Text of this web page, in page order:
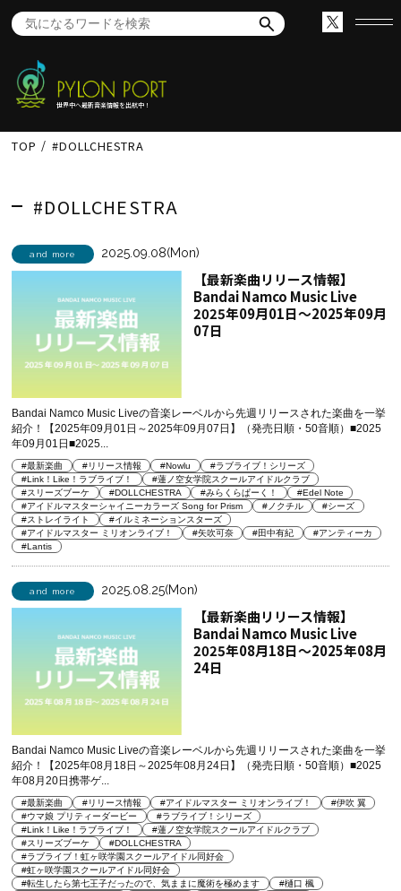
世界中へ最新音楽情報を出航中！
TOP #DOLLCHESTRA
#DOLLCHESTRA
and more 2025.09.08(Mon)
【最新楽曲リリース情報】
Bandai Namco Music Live
2025年09月01日～2025年09月
07日
Bandai Namco Music Liveの音楽レーベルから先週リリースされた楽曲を一挙
紹介！【2025年09月01日～2025年09月07日】（発売日順・50音順）■2025
年09月01日■2025...
#最新楽曲 #リリース情報 #Nowlu
#ラブライブ！シリーズ
#Link！Like！ラブライブ！
#蓮ノ空女学院スクールアイドルクラブ
#スリーズブーケ
#DOLLCHESTRA #みらくらぱーく！
#Edel Note
#アイドルマスターシャイニーカラーズ Song for Prism
#ノクチル
#シーズ
#ストレイライト
#イルミネーションスターズ
#アイドルマスター ミリオンライブ！
#矢吹可奈 #田中有紀
#アンティーカ
#Lantis
and more 2025.08.25(Mon)
【最新楽曲リリース情報】
Bandai Namco Music Live
2025年08月18日～2025年08月
24日
Bandai Namco Music Liveの音楽レーベルから先週リリースされた楽曲を一挙
紹介！【2025年08月18日～2025年08月24日】（発売日順・50音順）■2025
年08月20日携帯ゲ...
#最新楽曲 #リリース情報 #アイドルマスター ミリオンライブ！
#伊吹 翼
#ウマ娘 プリティーダービー
#ラブライブ！シリーズ
#Link！Like！ラブライブ！
#蓮ノ空女学院スクールアイドルクラブ
#スリーズブーケ
#DOLLCHESTRA
#ラブライブ！虹ヶ咲学園スクールアイドル同好会
#虹ヶ咲学園スクールアイドル同好会
#転生したら第七王子だったので、気ままに魔術を極めます
#樋口 楓